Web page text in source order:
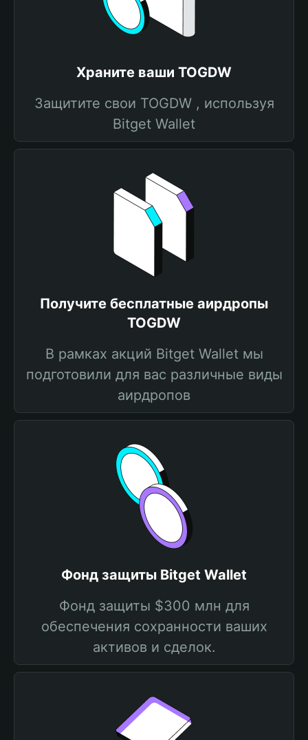
Храните ваши TOGDW
Защитите свои TOGDW , используя
Bitget Wallet
Получите бесплатные аирдропы
TOGDW
В рамках акций Bitget Wallet мы
подготовили для вас различные виды
аирдропов
Фонд защиты Bitget Wallet
Фонд защиты $300 млн для
обеспечения сохранности ваших
активов и сделок.